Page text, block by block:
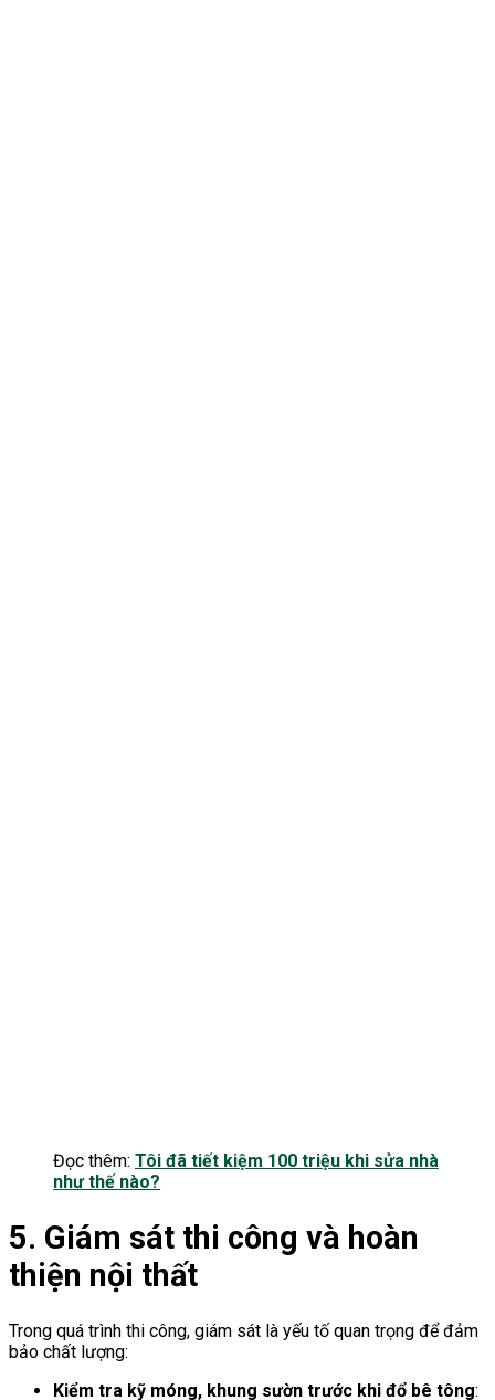
Đọc thêm: Tôi đã tiết kiệm 100 triệu khi sửa nhà
như thế nào?
5. Giám sát thi công và hoàn
thiện nội thất
Trong quá trình thi công, giám sát là yếu tố quan trọng để đảm
bảo chất lượng:
Kiểm tra kỹ móng, khung sườn trước khi đổ bê tông: